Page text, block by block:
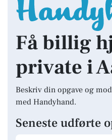
Få billig
private i
Beskriv din opgave og
med Handyhand.
Seneste udførte